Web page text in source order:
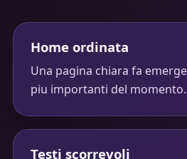
Home ordinata
Una pagina chiara fa
piu importanti del momento.
Testi scorrevoli